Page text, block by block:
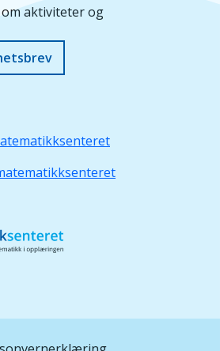
aktiviteter og